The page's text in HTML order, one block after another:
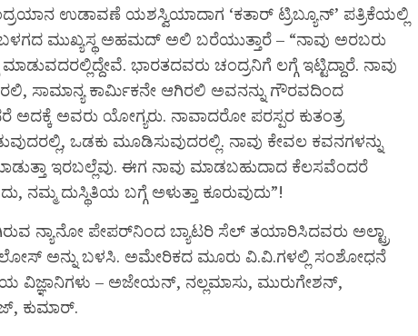
ಉಡಾವಣೆ ಯಶಸ್ವಿಯಾದಾಗ ‘ಕತಾರ್ ಟ್ರಿಬ್ಯೂನ್’ ಪತ್ರಿಕೆಯಲ್ಲಿ
ಮುಖ್ಯಸ್ಥ ಅಹಮದ್ ಅಲಿ ಬರೆಯುತ್ತಾರೆ – “ನಾವು ಅರಬರು
ಭಾರತದವರು ಚಂದ್ರನಿಗೆ ಲಗ್ಗೆ ಇಟ್ಟಿದ್ದಾರೆ. ನಾವು
ಸಾಮಾನ್ಯ ಕಾರ್ಮಿಕನೇ ಆಗಿರಲಿ ಅವನನ್ನು ಗೌರವದಿಂದ
ಅದಕ್ಕೆ ಅವರು ಯೋಗ್ಯರು. ನಾವಾದರೋ ಪರಸ್ಪರ ಕುತಂತ್ರ
ಒಡಕು ಮೂಡಿಸುವುದರಲ್ಲಿ. ನಾವು ಕೇವಲ ಕವನಗಳನ್ನು
ಇರಬಲ್ಲೆವು. ಈಗ ನಾವು ಮಾಡಬಹುದಾದ ಕೆಲಸವೆಂದರೆ
ನಮ್ಮ ದುಸ್ಥಿತಿಯ ಬಗ್ಗೆ ಅಳುತ್ತಾ ಕೂರುವುದು”!
ನ್ಯಾನೋ ಪೇಪರ್‌ನಿಂದ ಬ್ಯಾಟರಿ ಸೆಲ್ ತಯಾರಿಸಿದವರು ಅಲ್ಟ್ರಾ
ಅನ್ನು ಬಳಸಿ. ಅಮೇರಿಕದ ಮೂರು ವಿ.ವಿ.ಗಳಲ್ಲಿ ಸಂಶೋಧನೆ
ವಿಜ್ಞಾನಿಗಳು – ಅಜೇಯನ್, ನಲ್ಲಮಾಸು, ಮುರುಗೇಶನ್,
ಕುಮಾರ್.